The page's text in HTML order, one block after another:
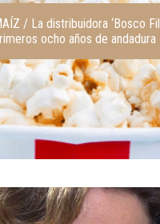
/ La distribuidora ‘Bosco
ocho años de andadura